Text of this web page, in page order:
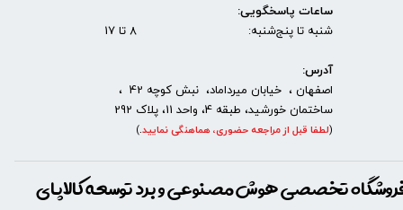
تخصصی هوش مصنوعی و برد توسعه کالاپای
ساعات پاسخگویی:
شنبه تا پنج‌شنبه: 8 تا 17
آدرس:
اصفهان ، خیابان میرداماد، نبش کوچه 42 ،
ساختمان خورشید، طبقه 4، واحد 11، پلاک 292
(لطفا قبل از مراجعه حضوری، هماهنگی نمایید.
)